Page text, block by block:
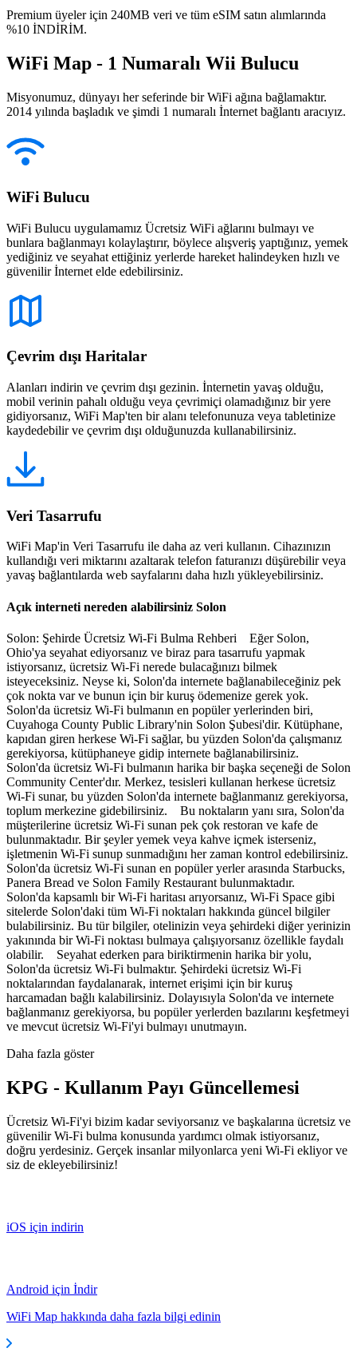
Premium üyeler için 240MB veri ve tüm eSIM satın alımlarında
%10 İNDİRİM.
WiFi Map - 1 Numaralı Wii Bulucu
Misyonumuz, dünyayı her seferinde bir WiFi ağına bağlamaktır.
2014 yılında başladık ve şimdi 1 numaralı İnternet bağlantı aracıyız.
WiFi Bulucu
WiFi Bulucu uygulamamız Ücretsiz WiFi ağlarını bulmayı ve
bunlara bağlanmayı kolaylaştırır, böylece alışveriş yaptığınız, yemek
yediğiniz ve seyahat ettiğiniz yerlerde hareket halindeyken hızlı ve
güvenilir İnternet elde edebilirsiniz.
Çevrim dışı Haritalar
Alanları indirin ve çevrim dışı gezinin. İnternetin yavaş olduğu,
mobil verinin pahalı olduğu veya çevrimiçi olamadığınız bir yere
gidiyorsanız, WiFi Map'ten bir alanı telefonunuza veya tabletinize
kaydedebilir ve çevrim dışı olduğunuzda kullanabilirsiniz.
Veri Tasarrufu
WiFi Map'in Veri Tasarrufu ile daha az veri kullanın. Cihazınızın
kullandığı veri miktarını azaltarak telefon faturanızı düşürebilir veya
yavaş bağlantılarda web sayfalarını daha hızlı yükleyebilirsiniz.
Açık interneti nereden alabilirsiniz Solon
Solon: Şehirde Ücretsiz Wi-Fi Bulma Rehberi Eğer Solon,
Ohio'ya seyahat ediyorsanız ve biraz para tasarrufu yapmak
istiyorsanız, ücretsiz Wi-Fi nerede bulacağınızı bilmek
isteyeceksiniz. Neyse ki, Solon'da internete bağlanabileceğiniz pek
çok nokta var ve bunun için bir kuruş ödemenize gerek yok.
Solon'da ücretsiz Wi-Fi bulmanın en popüler yerlerinden biri,
Cuyahoga County Public Library'nin Solon Şubesi'dir. Kütüphane,
kapıdan giren herkese Wi-Fi sağlar, bu yüzden Solon'da çalışmanız
gerekiyorsa, kütüphaneye gidip internete bağlanabilirsiniz.
Solon'da ücretsiz Wi-Fi bulmanın harika bir başka seçeneği de Solon
Community Center'dır. Merkez, tesisleri kullanan herkese ücretsiz
Wi-Fi sunar, bu yüzden Solon'da internete bağlanmanız gerekiyorsa,
toplum merkezine gidebilirsiniz. Bu noktaların yanı sıra, Solon'da
müşterilerine ücretsiz Wi-Fi sunan pek çok restoran ve kafe de
bulunmaktadır. Bir şeyler yemek veya kahve içmek isterseniz,
işletmenin Wi-Fi sunup sunmadığını her zaman kontrol edebilirsiniz.
Solon'da ücretsiz Wi-Fi sunan en popüler yerler arasında Starbucks,
Panera Bread ve Solon Family Restaurant bulunmaktadır.
Solon'da kapsamlı bir Wi-Fi haritası arıyorsanız, Wi-Fi Space gibi
sitelerde Solon'daki tüm Wi-Fi noktaları hakkında güncel bilgiler
bulabilirsiniz. Bu tür bilgiler, otelinizin veya şehirdeki diğer yerinizin
yakınında bir Wi-Fi noktası bulmaya çalışıyorsanız özellikle faydalı
olabilir. Seyahat ederken para biriktirmenin harika bir yolu,
Solon'da ücretsiz Wi-Fi bulmaktır. Şehirdeki ücretsiz Wi-Fi
noktalarından faydalanarak, internet erişimi için bir kuruş
harcamadan bağlı kalabilirsiniz. Dolayısıyla Solon'da ve internete
bağlanmanız gerekiyorsa, bu popüler yerlerden bazılarını keşfetmeyi
ve mevcut ücretsiz Wi-Fi'yi bulmayı unutmayın.
Daha fazla göster
KPG - Kullanım Payı Güncellemesi
Ücretsiz Wi-Fi'yi bizim kadar seviyorsanız ve başkalarına ücretsiz ve
güvenilir Wi-Fi bulma konusunda yardımcı olmak istiyorsanız,
doğru yerdesiniz. Gerçek insanlar milyonlarca yeni Wi-Fi ekliyor ve
siz de ekleyebilirsiniz!
iOS için indirin
Android için İndir
WiFi Map hakkında daha fazla bilgi edinin